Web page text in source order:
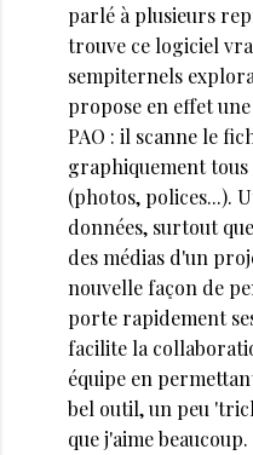
parlé à plusieurs
trouve ce logiciel
sempiternels
propose en effet
PAO : il scanne le
graphiquement
(photos, polices...).
données, surtout
des médias d'un
nouvelle façon de
porte rapidement
facilite la
équipe en
bel outil, un peu
que j'aime